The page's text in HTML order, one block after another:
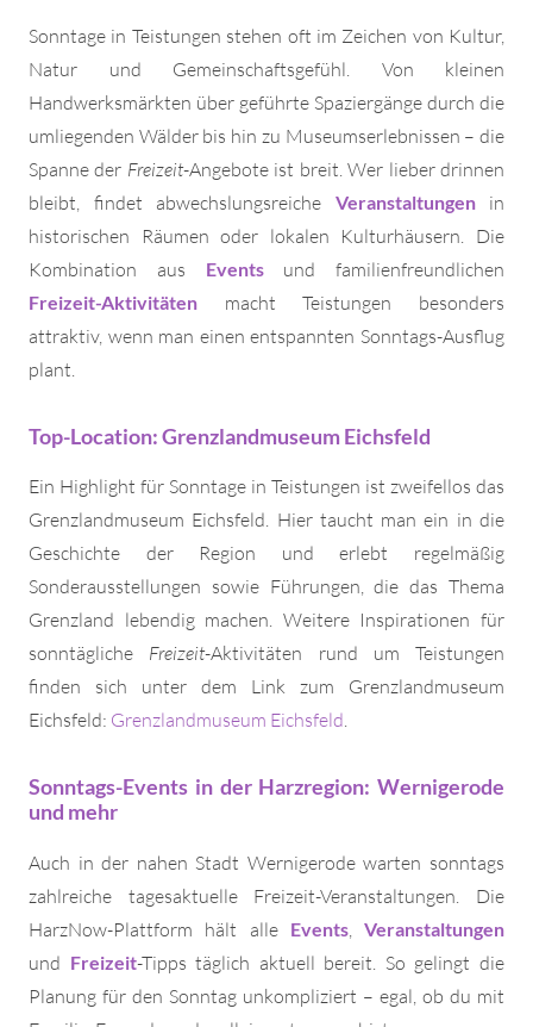
Sonntage in Teistungen stehen oft im Zeichen von Kultur,
Natur und Gemeinschaftsgefühl. Von kleinen
Handwerksmärkten über geführte Spaziergänge durch die
umliegenden Wälder bis hin zu Museumserlebnissen – die
Spanne der Freizeit-Angebote ist breit. Wer lieber drinnen
bleibt, findet abwechslungsreiche Veranstaltungenin
historischen Räumen oder lokalen Kulturhäusern. Die
Kombination aus
Eventsund familienfreundlichen
Freizeit-Aktivitäten macht Teistungen besonders
attraktiv, wenn man einen entspannten Sonntags-Ausflug
plant.
Top-Location: Grenzlandmuseum Eichsfeld
Ein Highlight für Sonntage in Teistungen ist zweifellos das
Grenzlandmuseum Eichsfeld. Hier taucht man ein in die
Geschichte der Region und erlebt regelmäßig
Sonderausstellungen sowie Führungen, die das Thema
Grenzland lebendig machen. Weitere Inspirationen für
sonntägliche Freizeit-Aktivitäten rund um Teistungen
finden sich unter dem Link zum Grenzlandmuseum
Eichsfeld: Grenzlandmuseum Eichsfeld.
Sonntags-Events in der Harzregion: Wernigerode
und mehr
Auch in der nahen Stadt Wernigerode warten sonntags
zahlreiche tagesaktuelle Freizeit-Veranstaltungen. Die
HarzNow-Plattform hält alle Events, Veranstaltungen
und Freizeit-Tipps täglich aktuell bereit. So gelingt die
Planung für den Sonntag unkompliziert – egal, ob du mit